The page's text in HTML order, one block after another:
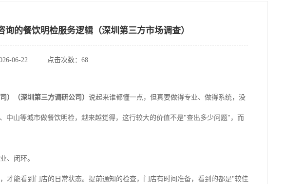
的餐饮明检服务逻辑（深圳第三方市场调查）
06-22 点击次数：68
）（深圳第三方调研公司） 说起来谁都懂一点，但真要做得专业、做得系统，没
中山等城市做餐饮明检，越来越觉得，这行较大的价值不是"查出多少问题"，而
、闭环。
才能看到门店的日常状态。提前通知的检查，门店有时间准备，看到的都是"较佳